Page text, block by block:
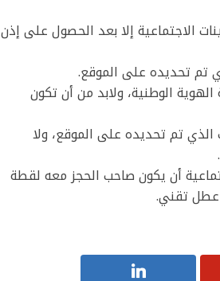
الاجتماعية إلا بعد الحصول على إذن
تم تحديده على الموقع.
الوطنية، ولابد من أن تكون
تم تحديده على الموقع، ولا
أن يكون صاحب الحجز معه لقطة
عطل تقني.